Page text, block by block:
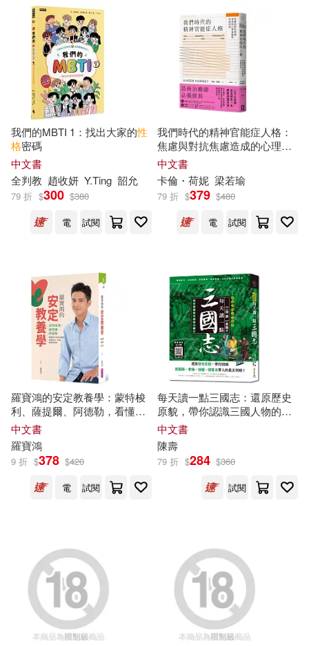
財政部中國財經出版傳媒集團(44)
TOUKO HINO(43)
めたる☆ハニィ(43)
内山敦司(43) 墨點字帖(43)
李放鳴(43) 楢山幕府(43)
田磊(43) 素人onlyプラム(43)
究委員會(43)
JAXX(42)
赤井丸乃進(42)
風車編輯部(42)
(美)卡耐基(41) 恵広史(41)
本書專家組編(41)
龍門諒(41)
加瀨敦(40)
首都師範大學出版社(256)
北京大學醫學出版社(254)
光明日報出版社(250)
麥浩斯(250)
上海三聯書店(246)
東雨文化(246)
河南美術出版社(245)
禾馬(245)
上海譯文出版社(243)
中國人口出版社(243)
九州出版社(243)
哈爾濱工業大學出版社(237)
現代出版社(235)
我們的MBTI 1：找出大家的性
格密碼
中文書
全判教 趙收妍 Y.Ting 韶允
79 折 $300 $380
電
試閱
我們時代的精神官能症人格：
焦慮與對抗焦慮造成的心理紊
亂與性格
中文書
卡倫・荷妮 梁若瑜
79 折 $379 $480
電
試閱
羅寶鴻的安定教養學：蒙特梭
利、薩提爾、阿德勒，看懂孩
子內在需求，培養正向、自
信、穩定好
中文書
羅寶鴻
9 折 $378 $420
電
試閱
每天讀一點三國志：還原歷史
原貌，帶你認識三國人物的真
正性格
CODE】
中文書
陳壽
79 折 $284 $360
試閱